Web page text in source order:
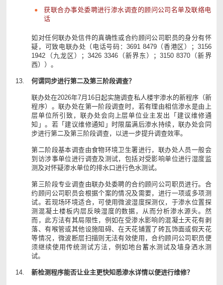
获联合办事处委聘进行渗水调查的顾问公司名单及联络电
话
如对任何联办处信件的真确性或合约顾问公司职员的身分有怀
疑，可致电联办处（电话号码：3691 8479（香港区）；3156
1942（九龙区）；3426 3346（新界东）；3150 8370（新界
西））。
何谓同步进行第二及第三阶段调查？
联办处在2026年7月16日起实施调查私人楼宇渗水的新程序（新
程序）。联办处在第一阶段调查时，若有理由相信渗水是由上
层单位所引致，联办处会向上层单位业主发出「建议维修通
知」。若「建议维修通知」时限届满后渗水持续，联办处会同
步进行第二及第三阶段调查，以进一步提升调查效率。
第二阶段基本调查由食物环境卫生署进行，联办处人员一般会
到访涉事单位进行调查及测试，包括对受影响单位进行湿度监
测及对怀疑渗水单位的排水口进行色水测试。
第三阶段专业调查由联办处委聘的合约顾问公司职员进行。合
约顾问公司职员会根据个案的情况及需要，进行一项或多项测
试。若现场环境适合，可使用微波湿度探测仪，于渗水位置探
测混凝土楼板内层反映湿度的数据，从而分析渗水源头。然
而，此方法有其局限性，例如在受渗水影响的混凝土天花有剥
落、有喉管或其他设施阻碍、在天花铺置了砖瓦饰面或假天花
等情况，微波断层扫描则无法有效使用，合约顾问公司职员便
须继续使用传统测试方法，例如地台蓄水测试及墙身洒水测
试。
新检测程序能否让业主更快知悉渗水详情以便进行维修？